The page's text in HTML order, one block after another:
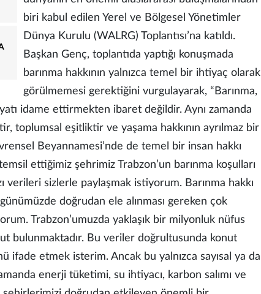
biri kabul edilen Yerel ve Bölgesel Yönetimler
Dünya Kurulu (WALRG) Toplantısı’na katıldı.
Başkan Genç, toplantıda yaptığı konuşmada
barınma hakkının yalnızca temel bir ihtiyaç olarak
görülmemesi gerektiğini vurgulayarak, “Barınma,
idame ettirmekten ibaret değildir. Aynı zamanda
toplumsal eşitliktir ve yaşama hakkının ayrılmaz bir
Beyannamesi’nde de temel bir insan hakkı
ettiğimiz şehrimiz Trabzon’un barınma koşulları
verileri sizlerle paylaşmak istiyorum. Barınma hakkı
doğrudan ele alınması gereken çok
Trabzon’umuzda yaklaşık bir milyonluk nüfus
bulunmaktadır. Bu veriler doğrultusunda konut
ifade etmek isterim. Ancak bu yalnızca sayısal ya da
enerji tüketimi, su ihtiyacı, karbon salımı ve